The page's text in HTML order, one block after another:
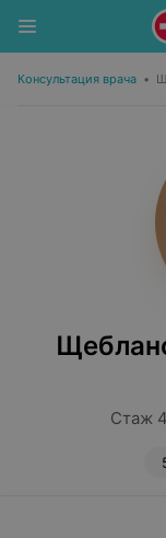
Консультация врача •
Стаж